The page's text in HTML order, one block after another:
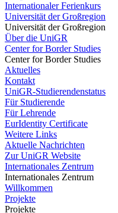
Internationaler Ferienkurs
Universität der Großregion
Universität der Großregion
Über die UniGR
Center for Border Studies
Center for Border Studies
Aktuelles
Kontakt
UniGR-Studierendenstatus
Für Studierende
Für Lehrende
EurIdentity Certificate
Weitere Links
Aktuelle Nachrichten
Zur UniGR Website
Internationales Zentrum
Internationales Zentrum
Willkommen
Projekte
Projekte